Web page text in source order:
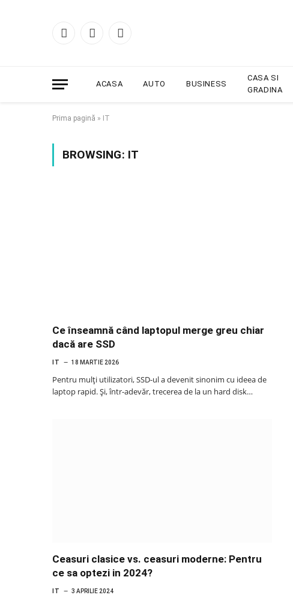
Facebook
X
Instagram
ACASA AUTO BUSINESS
CASA SI
GRADINA
Prima pagină » IT
BROWSING: IT
Ce înseamnă când laptopul merge greu chiar
dacă are SSD
IT 18 MARTIE 2026
Pentru mulți utilizatori, SSD-ul a devenit sinonim cu ideea de
laptop rapid. Și, într-adevăr, trecerea de la un hard disk…
Ceasuri clasice vs. ceasuri moderne: Pentru
ce sa optezi in 2024?
IT 3 APRILIE 2024